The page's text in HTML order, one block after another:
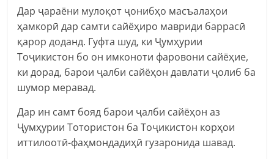
Дар ҷараёни мулоқот ҷонибҳо масъалаҳои
ҳамкорӣ дар самти сайёҳиро мавриди баррасӣ
қарор доданд. Гуфта шуд, ки Ҷумҳурии
Тоҷикистон бо он имконоти фаровони сайёҳие,
ки дорад, барои ҷалби сайёҳон давлати ҷолиб ба
шумор меравад.
Дар ин самт бояд барои ҷалби сайёҳон аз
Ҷумҳурии Тотористон ба Тоҷикистон корҳои
иттилоотӣ-фаҳмондадиҳӣ гузаронида шавад.